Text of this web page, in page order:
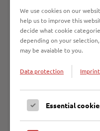
Der
dass
erhalten derzeit
der Bevölkerung über
Gehwege im Stadtgebiet
WEITER
We use cookies on our
help us to improve this
decide what cookie
depending on your
may be avaiable to you.
Data protection Imprint
Essential